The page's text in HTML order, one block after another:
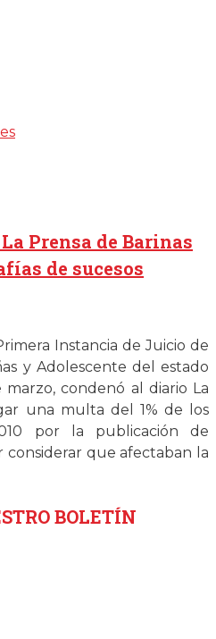
Prensa de Barinas
de sucesos
Instancia de Juicio de
y Adolescente del estado
marzo, condenó al diario La
una multa del 1% de los
por la publicación de
considerar que afectaban la
BOLETÍN